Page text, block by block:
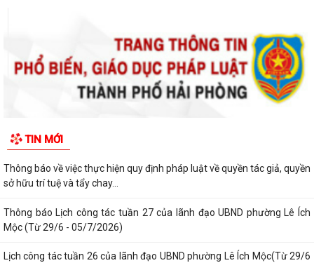
TIN MỚI
Thông báo về việc cảnh giác với các hành vi giả mạo cơ quan nhà nước
để lừa đảo chiếm đoạt tài sản...
Thông báo lịch công tác tuần 30 của lãnh đạo UBND Phường Lê Ích
Mộc (Từ 20/7 - 26/7/2026)
tượng bảo trợ xã hội trên địa...
Thông báo về việc thực hiện quy định pháp luật về quyền tác giả, quyền
sở hữu trí tuệ và tẩy chay...
Thông báo Lịch công tác tuần 27 của lãnh đạo UBND phường Lê Ích
Mộc (Từ 29/6 - 05/7/2026)
Lịch công tác tuần 26 của lãnh đạo UBND phường Lê Ích Mộc(Từ 29/6